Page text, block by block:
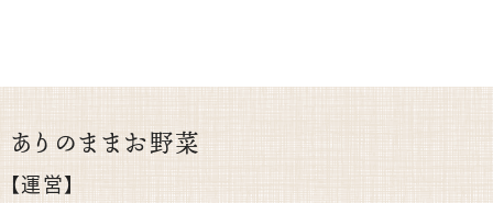
ありのままお野菜
【運営】